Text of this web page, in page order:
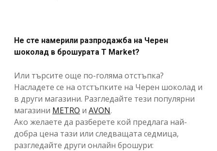
Не сте намерили разпродажба на Черен
шоколад в брошурата T Market?
Или търсите още по-голяма отстъпка?
Насладете се на отстъпките на Черен шоколад и
в други магазини. Разгледайте тези популярни
магазини METRO и AVON.
Ако желаете да разберете кой предлага най-
добра цена тази или следващата седмица,
разгледайте други онлайн брошури: